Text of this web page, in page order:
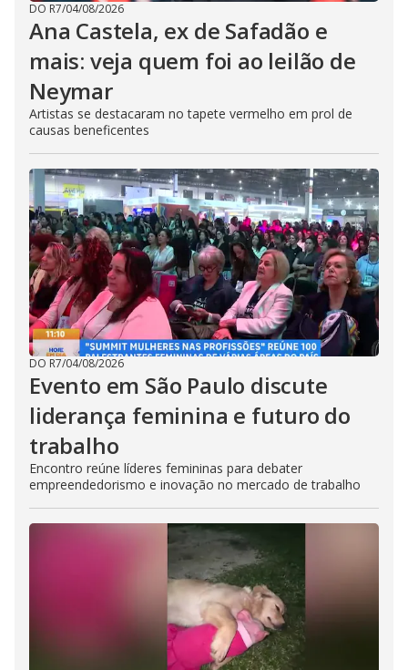
DO R7/04/08/2026
Ana Castela, ex de Safadão e
mais: veja quem foi ao leilão de
Neymar
Artistas se destacaram no tapete vermelho em prol de
causas beneficentes
DO R7/04/08/2026
Evento em São Paulo discute
liderança feminina e futuro do
trabalho
Encontro reúne líderes femininas para debater
empreendedorismo e inovação no mercado de trabalho